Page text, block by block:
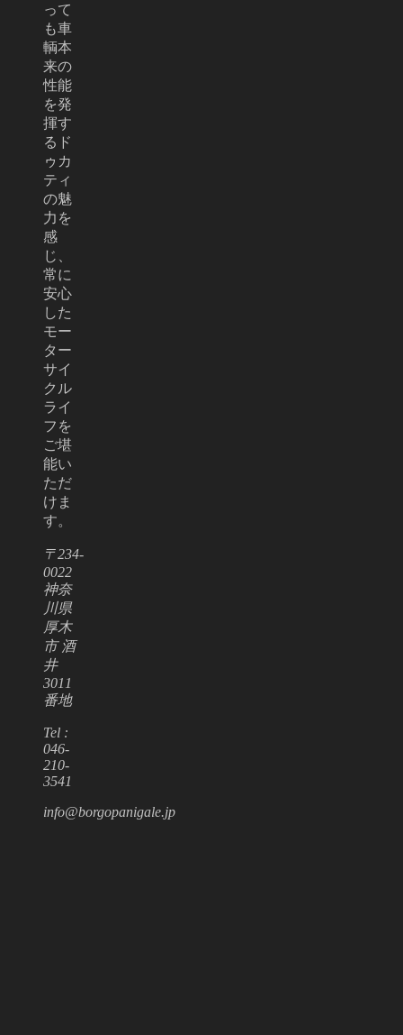
って
も車
輌本
来の
性能
を発
揮す
るド
ゥカ
ティ
の魅
力を
感
じ、
常に
安心
した
モー
ター
サイ
クル
ライ
フを
ご堪
能い
ただ
けま
す。
〒234-
0022
神奈
川県
厚木
市 酒
井
3011
番地
Tel :
046-
210-
3541
info@borgopanigale.jp